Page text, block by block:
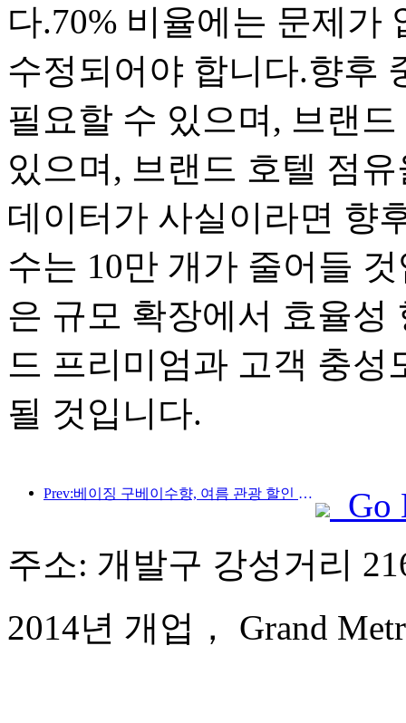
다.70% 비율에는 문제가
수정되어야 합니다.향후
필요할 수 있으며, 브랜
있으며, 브랜드 호텔 점
데이터가 사실이라면 향
수는 10만 개가 줄어들
은 규모 확장에서 효율성
드 프리미엄과 고객 충
될 것입니다.
Prev:베이징 구베이수향, 여름 관광 할인 행사 시작
Go
주소: 개발구 강성거리
2014년 개업， Grand